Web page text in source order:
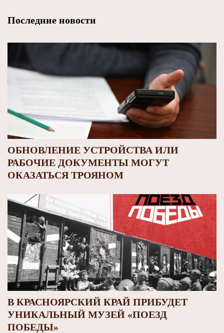
Последние новости
ОБНОВЛЕНИЕ УСТРОЙСТВА ИЛИ
РАБОЧИЕ ДОКУМЕНТЫ МОГУТ
ОКАЗАТЬСЯ ТРОЯНОМ
В КРАСНОЯРСКИЙ КРАЙ ПРИБУДЕТ
УНИКАЛЬНЫЙ МУЗЕЙ «ПОЕЗД
ПОБЕДЫ»